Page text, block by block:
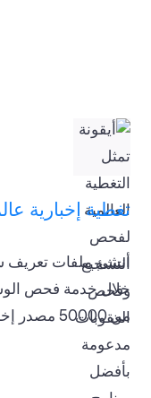
تغطية إخبارية
أنشئ ملفات تعريف
خلال خدمة فحص
من 50000 مصدر إخباري عالمي وموثوق للغاية